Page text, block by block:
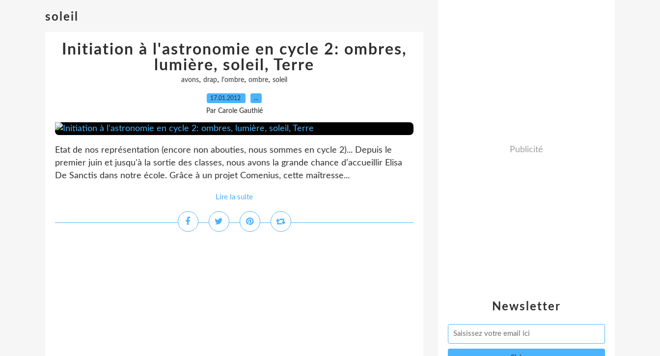
soleil
Initiation à l'astronomie en cycle 2: ombres,
lumière, soleil, Terre
avons, drap, l’ombre, ombre, soleil
17.01.2012 …
Par Carole Gauthié
Etat de nos représentation (encore non abouties, nous sommes en cycle 2)... Depuis le
premier juin et jusqu'à la sortie des classes, nous avons la grande chance d’accueillir Elisa
De Sanctis dans notre école. Grâce à un projet Comenius, cette maîtresse...
Lire la suite
Newsletter
Publicité